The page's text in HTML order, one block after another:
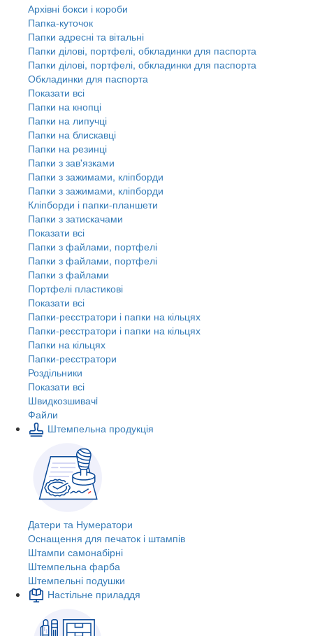
Архівні бокси і короби
Папка-куточок
Папки адресні та вітальні
Папки ділові, портфелі, обкладинки для паспорта
Папки ділові, портфелі, обкладинки для паспорта
Обкладинки для паспорта
Показати всі
Папки на кнопці
Папки на липучці
Папки на блискавці
Папки на резинці
Папки з зав'язками
Папки з зажимами, кліпборди
Папки з зажимами, кліпборди
Кліпборди і папки-планшети
Папки з затискачами
Показати всі
Папки з файлами, портфелі
Папки з файлами, портфелі
Папки з файлами
Портфелі пластикові
Показати всі
Папки-реєстратори і папки на кільцях
Папки-реєстратори і папки на кільцях
Папки на кільцях
Папки-реєстратори
Роздільники
Показати всі
Швидкозшивачi
Файли
Штемпельна продукція
Датери та Нумератори
Оснащення для печаток і штампів
Штампи самонабірні
Штемпельна фарба
Штемпельні подушки
Настільне приладдя